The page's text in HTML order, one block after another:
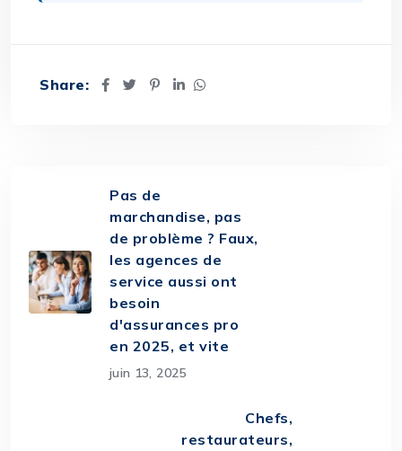
Share:
Pas de
marchandise, pas
de problème ? Faux,
les agences de
service aussi ont
besoin
d'assurances pro
en 2025, et vite
juin 13, 2025
Chefs,
restaurateurs,